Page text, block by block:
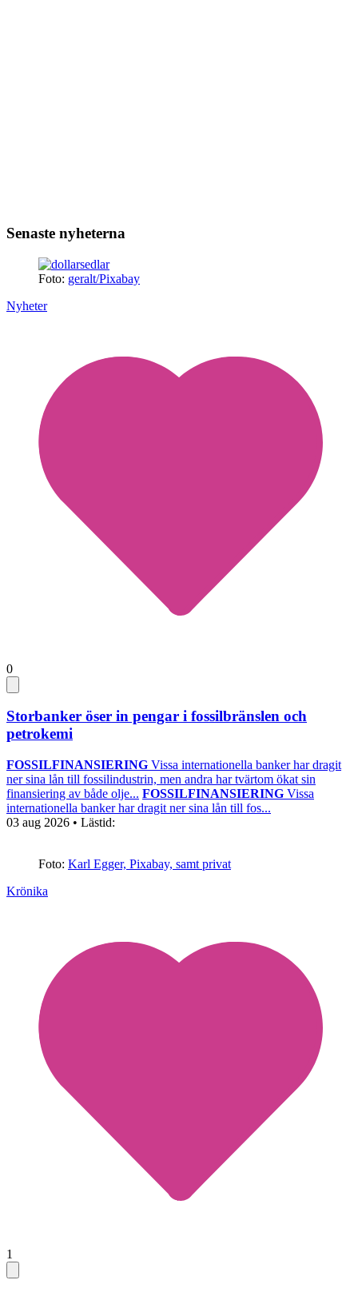
Senaste nyheterna
Foto: geralt/Pixabay
Nyheter
0
Storbanker öser in pengar i fossilbränslen och
petrokemi
FOSSILFINANSIERING Vissa internationella banker har dragit
ner sina lån till fossilindustrin, men andra har tvärtom ökat sin
finansiering av både olje... FOSSILFINANSIERING Vissa
internationella banker har dragit ner sina lån till fos...
03 aug 2026 • Lästid:
Foto: Karl Egger, Pixabay, samt privat
Krönika
1